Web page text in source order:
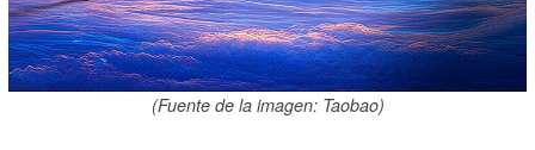
(Fuente de la imagen: Taobao)